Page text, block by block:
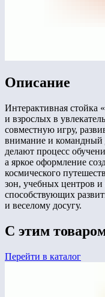
Описание
Интерактивная стойка
и взрослых в
совместную игру,
внимание и командный
делают процесс
а яркое оформление
космического
зон, учебных центров
способствующих
и веселому досугу.
С этим
Перейти в каталог